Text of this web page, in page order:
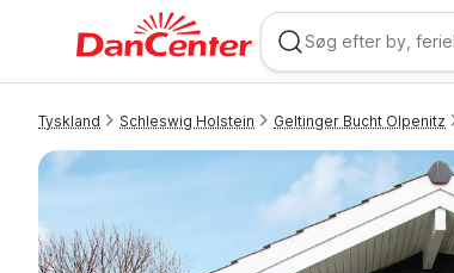
WIZARD MEMBER
Tyskland Schleswig Holstein Geltinger Bucht Olpenitz